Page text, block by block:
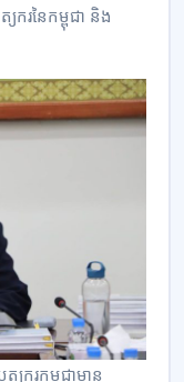
ករនៃកម្ពុជា និង
យករកម្ពុជាមាន